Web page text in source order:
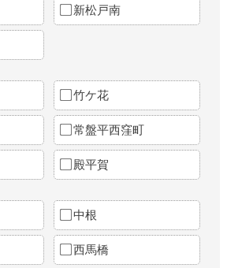
新松戸南
竹ケ花
常盤平西窪町
殿平賀
中根
西馬橋